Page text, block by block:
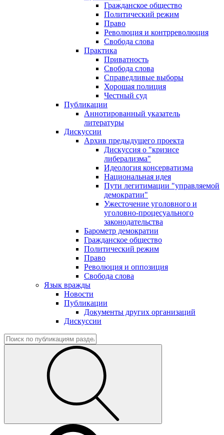
Гражданское общество
Политический режим
Право
Революция и контрреволюция
Свобода слова
Практика
Приватность
Свобода слова
Справедливые выборы
Хорошая полиция
Честный суд
Публикации
Аннотированный указатель
литературы
Дискуссии
Архив предыдущего проекта
Дискуссия о "кризисе
либерализма"
Идеология консерватизма
Национальная идея
Пути легитимации "управляемой
демократии"
Ужесточение уголовного и
уголовно-процесуального
законодательства
Барометр демократии
Гражданское общество
Политический режим
Право
Революция и оппозиция
Свобода слова
Язык вражды
Новости
Публикации
Документы других организаций
Дискуссии